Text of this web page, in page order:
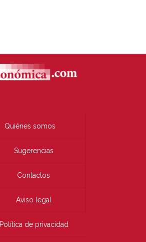
Quiénes somos
Sugerencias
Contactos
Aviso legal
Política de privacidad